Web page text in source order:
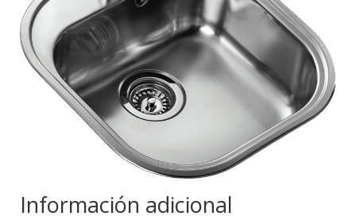
Información adicional